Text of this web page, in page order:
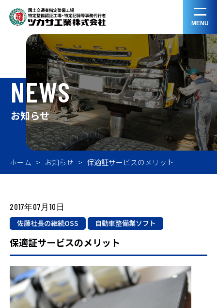
MENU
NEWS
お知らせ
ホーム お知らせ 保適証サービスのメリット
2017年07月10日
佐藤社長の継続OSS
自動車整備業ソフト
保適証サービスのメリット